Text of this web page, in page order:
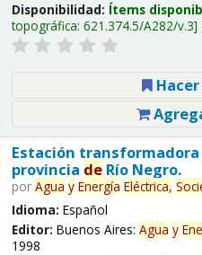
Disponibilidad: Ítems
topográfica: 621.374.5/A282/v.3
Hacer
Estación transformadora
provincia deRío Negro.
por Agua y Energía Eléctrica,
Idioma: Español
Editor: Buenos Aires: Agua y
1998